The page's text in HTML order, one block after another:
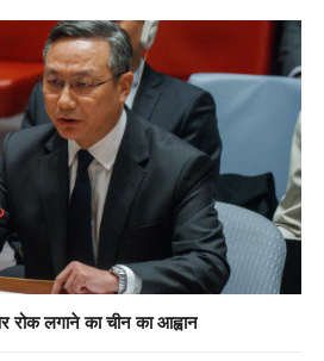
रोक लगाने का चीन का आह्वान